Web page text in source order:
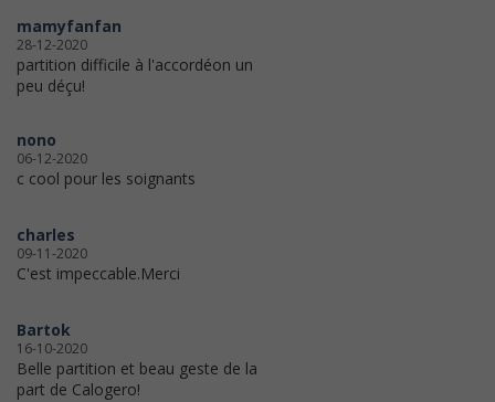
mamyfanfan
28-12-2020
partition difficile à l'accordéon un
peu déçu!
nono
06-12-2020
c cool pour les soignants
charles
09-11-2020
C'est impeccable.Merci
Bartok
16-10-2020
Belle partition et beau geste de la
part de Calogero!